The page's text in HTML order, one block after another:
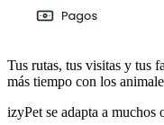
Tus rutas, tus visitas y tus
más tiempo con los
izyPet se adapta a muchos